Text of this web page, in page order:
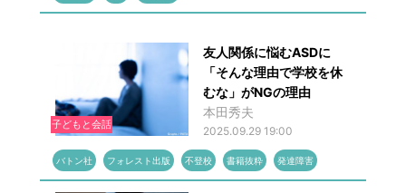
子どもと会話
友人関係に悩むASDに
「そんな理由で学校を休
むな」がNGの理由
本田秀夫
2025.09.29 19:00
バトン社 フォレスト出版 不登校 書籍抜粋 発達障害